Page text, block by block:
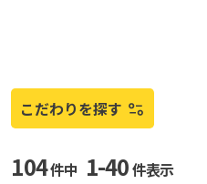
こだわりを探す
104件中 1-40件表示